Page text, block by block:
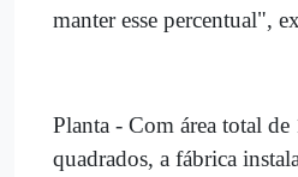
manter esse percentual",
Planta - Com área total
quadrados, a fábrica